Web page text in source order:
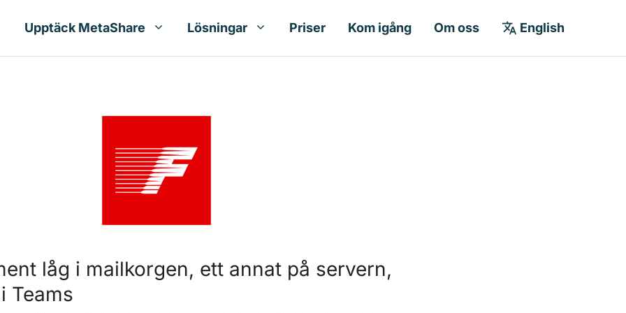
Upptäck MetaShare Lösningar Priser Kom igång Om oss English
låg i mailkorgen, ett annat på servern,
Teams